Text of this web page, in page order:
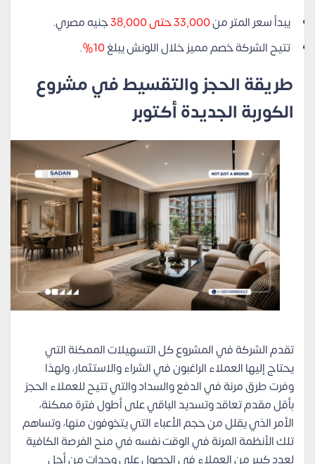
يبدأ سعر المتر من33,000 حتى 38,000
جنيه مصري.
تتيح الشركة خصم مميز خلال اللونش يبلغ
.
طريقة الحجز والتقسيط في مشروع
الكوربة الجديدة أكتوبر
تقدم الشركة في المشروع كل التسهيلات الممكنة التي
يحتاج إليها العملاء الراغبون في الشراء والاستثمار، ولهذا
وفرت طرق مرنة في الدفع والسداد والتي تتيح للعملاء الحجز
بأقل مقدم تعاقد وتسديد الباقي على أطول فترة ممكنة،
الأمر الذي يقلل من حجم الأعباء التي يتخوفون منها، وتساهم
تلك الأنظمة المرنة في الوقت نفسه في منح الفرصة الكافية
لعدد كبير من العملاء في الحصول على وحدات من أجل